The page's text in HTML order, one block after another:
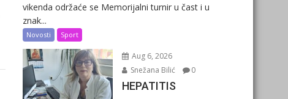
vikenda održaće se Memorijalni turnir u čast i u
znak...
Novosti Sport
Aug 6, 2026
Snežana Bilić
0
HEPATITIS